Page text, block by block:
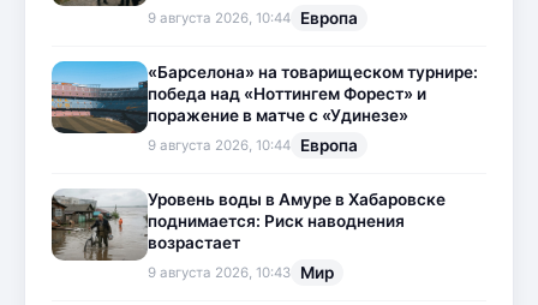
9 августа 2026, 10:44 Европа
«Барселона» на товарищеском турнире:
победа над «Ноттингем Форест» и
поражение в матче с «Удинезе»
9 августа 2026, 10:44 Европа
Уровень воды в Амуре в Хабаровске
поднимается: Риск наводнения
возрастает
9 августа 2026, 10:43 Мир